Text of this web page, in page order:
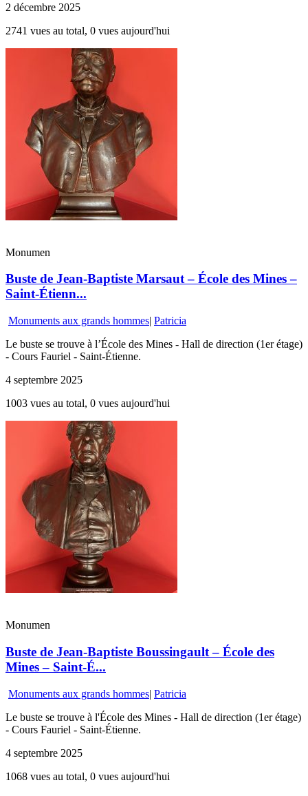
2 décembre 2025
2741 vues au total, 0 vues aujourd'hui
Monumen
Buste de Jean-Baptiste Marsaut – École des Mines –
Saint-Étienn...
Monuments aux grands hommes| Patricia
Le buste se trouve à l’École des Mines - Hall de direction (1er étage)
- Cours Fauriel - Saint-Étienne.
4 septembre 2025
1003 vues au total, 0 vues aujourd'hui
Monumen
Buste de Jean-Baptiste Boussingault – École des
Mines – Saint-É...
Monuments aux grands hommes| Patricia
Le buste se trouve à l'École des Mines - Hall de direction (1er étage)
- Cours Fauriel - Saint-Étienne.
4 septembre 2025
1068 vues au total, 0 vues aujourd'hui